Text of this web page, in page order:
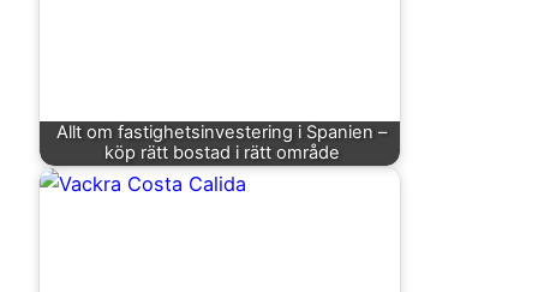
Allt om fastighetsinvestering i Spanien –
köp rätt bostad i rätt område